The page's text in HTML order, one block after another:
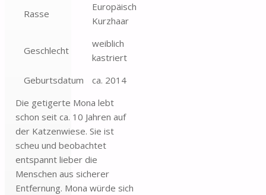
Rasse
Europäisch
Kurzhaar
Geschlecht
weiblich
kastriert
Geburtsdatum
ca. 2014
Die getigerte Mona lebt
schon seit ca. 10 Jahren auf
der Katzenwiese. Sie ist
scheu und beobachtet
entspannt lieber die
Menschen aus sicherer
Entfernung. Mona würde sich